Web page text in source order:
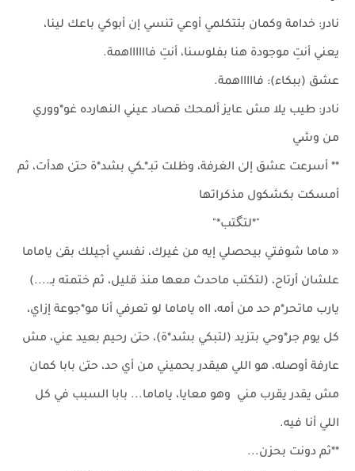
نادر: خدامة وكمان بتتكلمي أوعي تنسي إن أبوكي باعك لينا،
يعني أنتِ موجودة هنا بفلوسنا، أنتِ فااااااهمة.
عشق (ببكاء): فاااااهمة.
نادر: طيب يلا مش عايز ألمحك قصاد عيني النهارده غو*ووري
من وشي
** أسرعت عشق إلىٰ الغرفة، وظلت تبـ*ـكي بشد*ة حتىٰ هدأت، ثم
أمسكت بكشكول مذكراتها
"*لتگتب*"
« ماما شوفتي بيحصلي إيه من غيرك، نفسي أجيلك بقىٰ ياماما
علشان أرتاح، (لتكتب ماحدث معها منذ قليل، ثم ختمته بـ....)
يارب ماتحر*م حد من أمه، ااه ياماما لو تعرفي أنا مو*جوعة إزاي،
كل يوم جر*وحي بتزيد (لتبكي بشد*ة)، حتىٰ رحيم بعيد عني، مش
عارفة أوصله، هو اللي هيقدر يحميني من أي حد، حتىٰ بابا كمان
مش يقدر يقرب مني وهو معايا، ياماما... بابا السبب في كل
اللي أنا فيه.
**ثم دونت بحزن...